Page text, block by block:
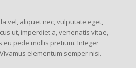
vel, aliquet nec, vulputate eget,
ut, imperdiet a, venenatis vitae,
eu pede mollis pretium. Integer
elementum semper nisi.